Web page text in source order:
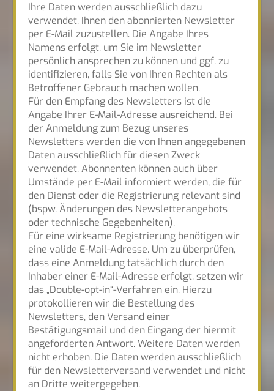
Ihre Daten werden ausschließlich dazu
verwendet, Ihnen den abonnierten Newsletter
per E-Mail zuzustellen. Die Angabe Ihres
Namens erfolgt, um Sie im Newsletter
persönlich ansprechen zu können und ggf. zu
identifizieren, falls Sie von Ihren Rechten als
Betroffener Gebrauch machen wollen.
Für den Empfang des Newsletters ist die
Angabe Ihrer E-Mail-Adresse ausreichend. Bei
der Anmeldung zum Bezug unseres
Newsletters werden die von Ihnen angegebenen
Daten ausschließlich für diesen Zweck
verwendet. Abonnenten können auch über
Umstände per E-Mail informiert werden, die für
den Dienst oder die Registrierung relevant sind
(bspw. Änderungen des Newsletterangebots
oder technische Gegebenheiten).
Für eine wirksame Registrierung benötigen wir
eine valide E-Mail-Adresse. Um zu überprüfen,
dass eine Anmeldung tatsächlich durch den
Inhaber einer E-Mail-Adresse erfolgt, setzen wir
das „Double-opt-in“-Verfahren ein. Hierzu
protokollieren wir die Bestellung des
Newsletters, den Versand einer
Bestätigungsmail und den Eingang der hiermit
angeforderten Antwort. Weitere Daten werden
nicht erhoben. Die Daten werden ausschließlich
für den Newsletterversand verwendet und nicht
an Dritte weitergegeben.